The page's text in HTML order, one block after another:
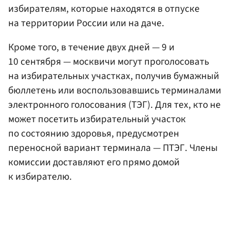
избирателям, которые находятся в отпуске
на территории России или на даче.
Кроме того, в течение двух дней — 9 и
10 сентября — москвичи могут проголосовать
на избирательных участках, получив бумажный
бюллетень или воспользовавшись терминалами
электронного голосования (ТЭГ). Для тех, кто не
может посетить избирательный участок
по состоянию здоровья, предусмотрен
переносной вариант терминала — ПТЭГ. Члены
комиссии доставляют его прямо домой
к избирателю.